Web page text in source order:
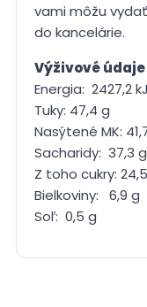
vami môžu
do kancelárie.
Výživové
Energia: 2427,2
Tuky: 47,4 g
Nasýtené MK:
Sacharidy: 37,3 g
Z toho cukry:
Bielkoviny: 6,9 g
Soľ: 0,5 g